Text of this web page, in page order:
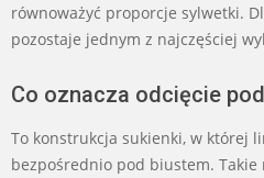
równoważyć proporcje sylwetki.
pozostaje jednym z najczęściej
Co oznacza odcięcie
To konstrukcja sukienki, w której
bezpośrednio pod biustem. Takie